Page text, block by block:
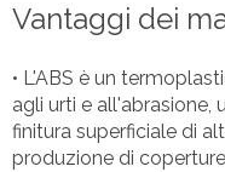
Vantaggi dei
• L'ABS è un
agli urti e all'abrasione,
finitura superficiale di
produzione di